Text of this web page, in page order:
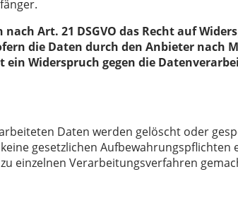
Art. 21 DSGVO das Recht auf
die Daten durch den Anbieter nach
ein Widerspruch gegen die
Daten werden gelöscht oder
gesetzlichen Aufbewahrungspflichten
einzelnen Verarbeitungsverfahren